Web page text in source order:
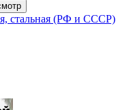
стальная (РФ и СССР)